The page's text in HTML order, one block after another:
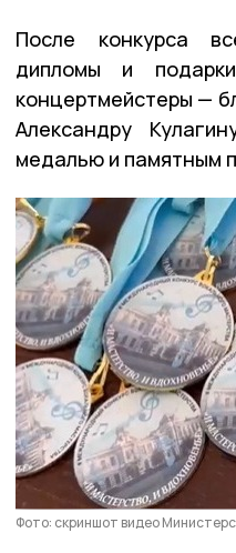
После конкурса
дипломы и
концертмейстеры —
Александру
медалью и памятным
Фото: скриншот видео